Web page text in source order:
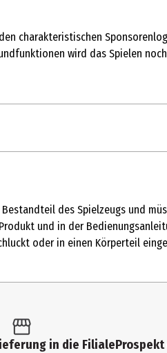
charakteristischen
wird das Spielen
5 Jahre
2501556
Toy Place Autos
des Spielzeugs und
und in der
oder in einen Körperteil
in die Filiale